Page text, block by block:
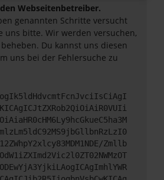
Webseitenbetreiber.
genannten Schritte versucht
uns bitte. Wir werden versuchen,
Du kannst uns diesen
uns bei der Fehlersuche zu
Zmllb